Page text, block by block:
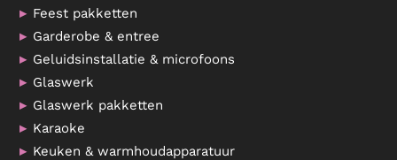
Feest pakketten
Garderobe & entree
Geluidsinstallatie & microfoons
Glaswerk
Glaswerk pakketten
Karaoke
Keuken & warmhoudapparatuur